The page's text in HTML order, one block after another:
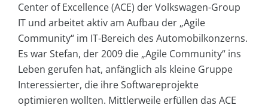
Center of Excellence (ACE) der Volkswagen-Group
IT und arbeitet aktiv am Aufbau der „Agile
Community“ im IT-Bereich des Automobilkonzerns.
Es war Stefan, der 2009 die „Agile Community“ ins
Leben gerufen hat, anfänglich als kleine Gruppe
Interessierter, die ihre Softwareprojekte
optimieren wollten. Mittlerweile erfüllen das ACE